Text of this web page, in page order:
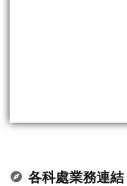
各科處業務連結